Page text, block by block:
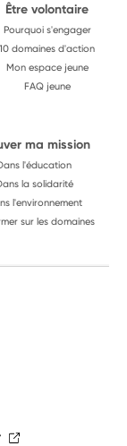
Être volontaire
Pourquoi s'engager
10 domaines d'action
Mon espace jeune
FAQ jeune
ma mission
l'éducation
la solidarité
l'environnement
sur les domaines